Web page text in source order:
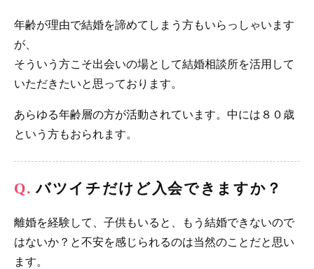
年齢が理由で結婚を諦めてしまう方もいらっしゃいます
が、
そういう方こそ出会いの場として結婚相談所を活用して
いただきたいと思っております。
あらゆる年齢層の方が活動されています。中には８０歳
という方もおられます。
バツイチだけど入会できますか？
離婚を経験して、子供もいると、もう結婚できないので
はないか？と不安を感じられるのは当然のことだと思い
ます。